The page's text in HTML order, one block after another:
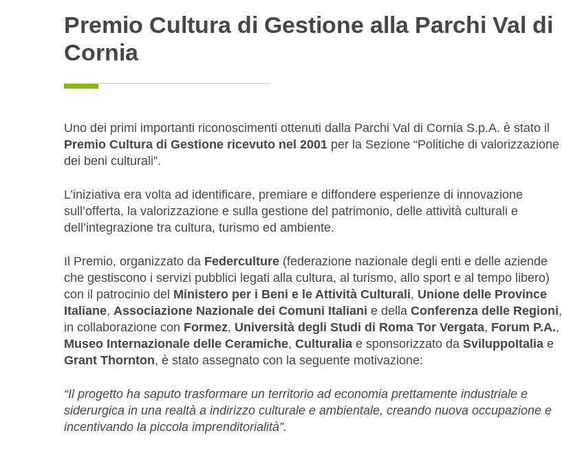
Premio Cultura di Gestione alla Parchi Val di
Cornia
Uno dei primi importanti riconoscimenti ottenuti dalla Parchi Val di Cornia S.p.A. è stato il
Premio Cultura di Gestione ricevuto nel 2001 per la Sezione “Politiche di valorizzazione
dei beni culturali”.
L’iniziativa era volta ad identificare, premiare e diffondere esperienze di innovazione
sull’offerta, la valorizzazione e sulla gestione del patrimonio, delle attività culturali e
dell’integrazione tra cultura, turismo ed ambiente.
Il Premio, organizzato da Federculture (federazione nazionale degli enti e delle aziende
che gestiscono i servizi pubblici legati alla cultura, al turismo, allo sport e al tempo libero)
con il patrocinio del Ministero per i Beni e le Attività Culturali, Unione delle Province
Italiane, Associazione Nazionale dei Comuni Italiani e della Conferenza delle Regioni,
in collaborazione con Formez, Università degli Studi di Roma Tor Vergata, Forum P.A.,
Museo Internazionale delle Ceramiche, Culturalia e sponsorizzato da SviluppoItalia e
Grant Thornton, è stato assegnato con la seguente motivazione:
“Il progetto ha saputo trasformare un territorio ad economia prettamente industriale e
siderurgica in una realtà a indirizzo culturale e ambientale, creando nuova occupazione e
incentivando la piccola imprenditorialità”.